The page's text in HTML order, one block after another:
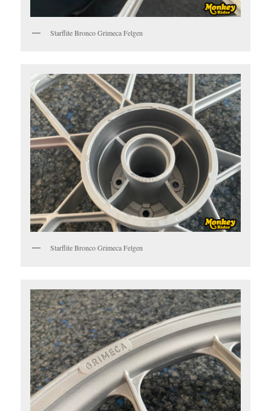
Starflite Bronco Grimeca Felgen
Starflite Bronco Grimeca Felgen